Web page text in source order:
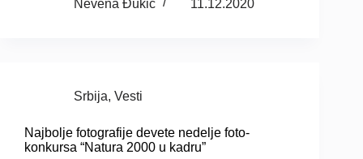
Nevena Đukić
11.12.2020
Srbija, Vesti
Najbolje fotografije devete nedelje foto-
konkursa “Natura 2000 u kadru”